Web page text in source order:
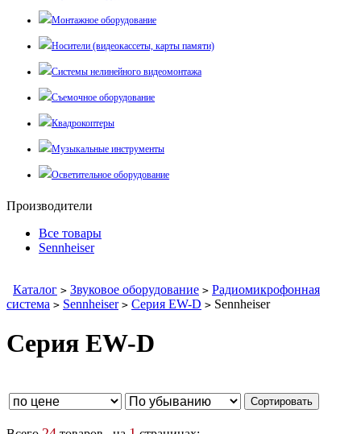
Монтажное оборудование
Носители (видеокассеты, карты памяти)
Системы нелинейного видеомонтажа
Съемочное оборудование
Квадрокоптеры
Музыкальные инструменты
Осветительное оборудование
Производители
Все товары
Sennheiser
Каталог > Звуковое оборудование > Радиомикрофонная
система > Sennheiser > Серия EW-D > Sennheiser
Серия EW-D